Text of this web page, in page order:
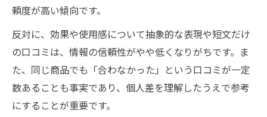
頼度が高い傾向です。
反対に、効果や使用感について抽象的な表現や短文だけ
の口コミは、情報の信頼性がやや低くなりがちです。ま
た、同じ商品でも「合わなかった」という口コミが一定
数あることも事実であり、個人差を理解したうえで参考
にすることが重要です。